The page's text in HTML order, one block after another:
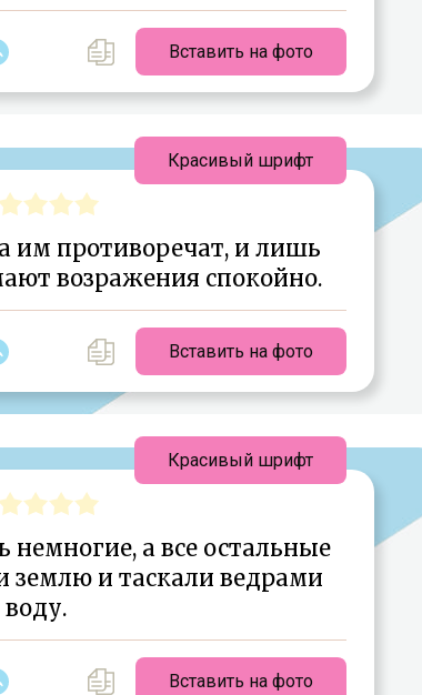
Вставить на фото
им противоречат, и лишь
возражения спокойно.
Вставить на фото
Красивый шрифт
немногие, а все остальные
землю и таскали ведрами
воду.
Вставить на фото
Красивый шрифт